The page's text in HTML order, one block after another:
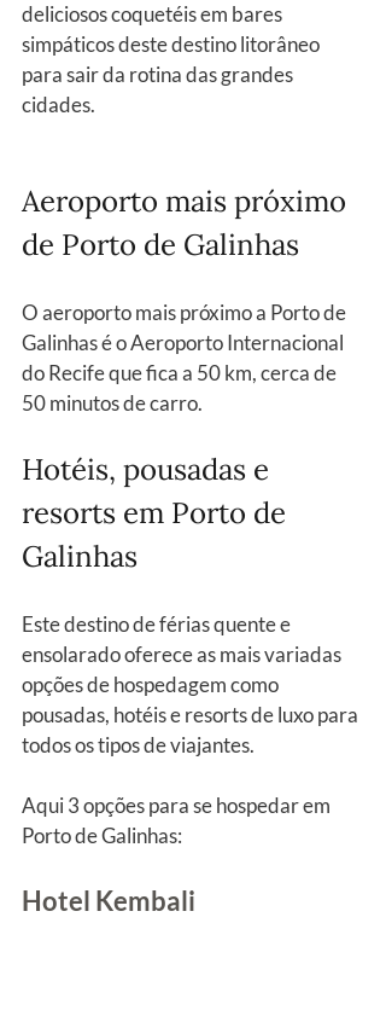
deliciosos coquetéis em bares
simpáticos deste destino litorâneo
para sair da rotina das grandes
cidades.
Aeroporto mais próximo
de Porto de Galinhas
O aeroporto mais próximo a Porto de
Galinhas é o Aeroporto Internacional
do Recife que fica a 50 km, cerca de
50 minutos de carro.
Hotéis, pousadas e
resorts em Porto de
Galinhas
Este destino de férias quente e
ensolarado oferece as mais variadas
opções de hospedagem como
pousadas, hotéis e resorts de luxo para
todos os tipos de viajantes.
Aqui 3 opções para se hospedar em
Porto de Galinhas:
Hotel Kembali